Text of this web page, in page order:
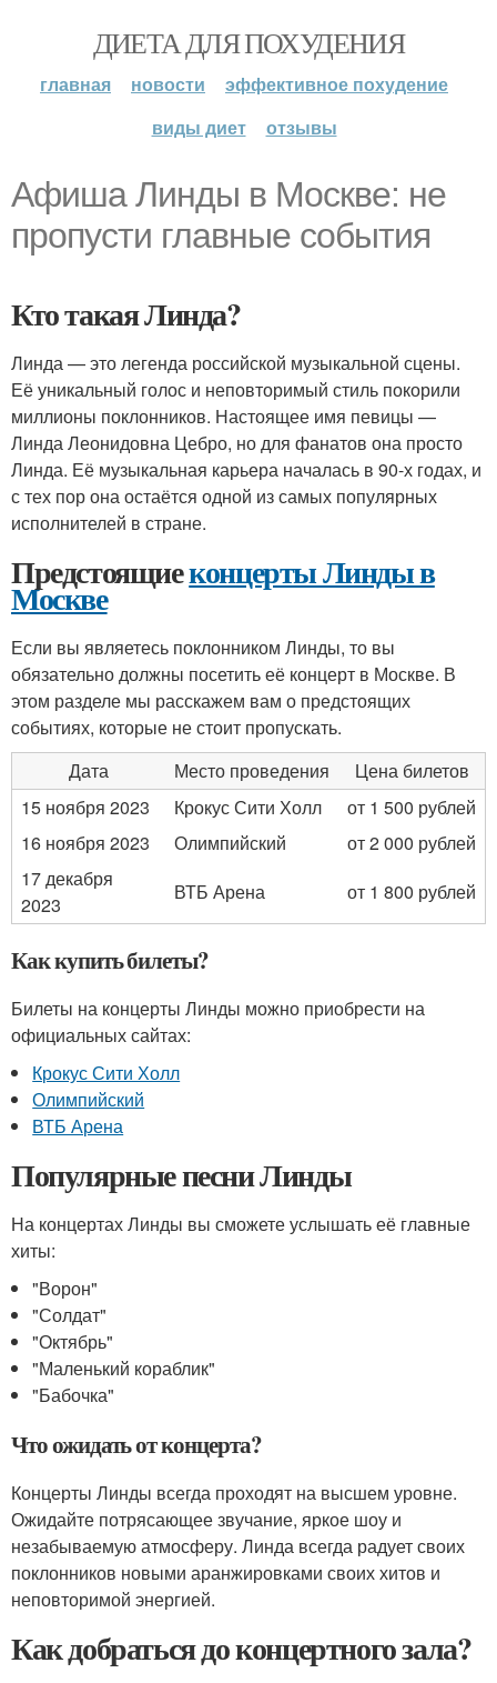
ДИЕТА ДЛЯ ПОХУДЕНИЯ
главная новости
эффективное похудение
виды диет
отзывы
Афиша Линды в Москве: не
пропусти главные события
Кто такая Линда?
Линда — это легенда российской музыкальной сцены.
Её уникальный голос и неповторимый стиль покорили
миллионы поклонников. Настоящее имя певицы —
Линда Леонидовна Цебро, но для фанатов она просто
Линда. Её музыкальная карьера началась в 90-х годах, и
с тех пор она остаётся одной из самых популярных
исполнителей в стране.
Предстоящиеконцерты Линды в
Москве
Если вы являетесь поклонником Линды, то вы
обязательно должны посетить её концерт в Москве. В
этом разделе мы расскажем вам о предстоящих
событиях, которые не стоит пропускать.
Дата
Место проведения
Цена билетов
15 ноября 2023
Крокус Сити Холл
от 1 500 рублей
16 ноября 2023
Олимпийский
от 2 000 рублей
17 декабря
2023
ВТБ Арена от 1 800 рублей
Как купить билеты?
Билеты на концерты Линды можно приобрести на
официальных сайтах:
Крокус Сити Холл
Олимпийский
ВТБ Арена
Популярные песни Линды
На концертах Линды вы сможете услышать её главные
хиты:
"Ворон"
"Солдат"
"Октябрь"
"Маленький кораблик"
"Бабочка"
Что ожидать от концерта?
Концерты Линды всегда проходят на высшем уровне.
Ожидайте потрясающее звучание, яркое шоу и
незабываемую атмосферу. Линда всегда радует своих
поклонников новыми аранжировками своих хитов и
неповторимой энергией.
Как добраться до концертного зала?